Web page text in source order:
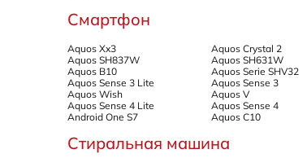
Смартфон
Aquos Xx3 Aquos Crystal 2
Aquos SH837W
Aquos SH631W
Aquos B10
Aquos Serie SHV32
Aquos Sense 3 Lite
Aquos Sense 3
Aquos Wish
Aquos V
Aquos Sense 4 Lite
Aquos Sense 4
Android One S7
Aquos C10
Стиральная машина